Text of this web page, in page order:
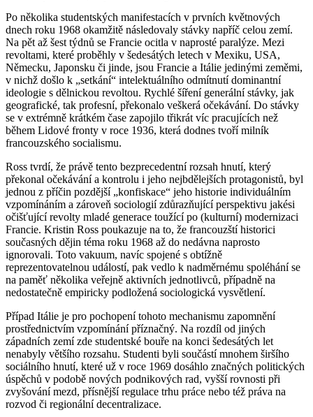
Po několika studentských manifestacích v prvních květnových
dnech roku 1968 okamžitě následovaly stávky napříč celou zemí.
Na pět až šest týdnů se Francie ocitla v naprosté paralýze. Mezi
revoltami, které proběhly v šedesátých letech v Mexiku, USA,
Německu, Japonsku či jinde, jsou Francie a Itálie jedinými zeměmi,
v nichž došlo k „setkání“ intelektuálního odmítnutí dominantní
ideologie s dělnickou revoltou. Rychlé šíření generální stávky, jak
geografické, tak profesní, překonalo veškerá očekávání. Do stávky
se v extrémně krátkém čase zapojilo třikrát víc pracujících než
během Lidové fronty v roce 1936, která dodnes tvoří milník
francouzského socialismu.
Ross tvrdí, že právě tento bezprecedentní rozsah hnutí, který
překonal očekávání a kontrolu i jeho nejbdělejších protagonistů, byl
jednou z příčin pozdější „konfiskace“ jeho historie individuálním
vzpomínáním a zároveň sociologií zdůrazňující perspektivu jakési
očišťující revolty mladé generace toužící po (kulturní) modernizaci
Francie. Kristin Ross poukazuje na to, že francouzští historici
současných dějin téma roku 1968 až do nedávna naprosto
ignorovali. Toto vakuum, navíc spojené s obtížně
reprezentovatelnou událostí, pak vedlo k nadměrnému spoléhání se
na paměť několika veřejně aktivních jednotlivců, případně na
nedostatečně empiricky podložená sociologická vysvětlení.
Případ Itálie je pro pochopení tohoto mechanismu zapomnění
prostřednictvím vzpomínání příznačný. Na rozdíl od jiných
západních zemí zde studentské bouře na konci šedesátých let
nenabyly většího rozsahu. Studenti byli součástí mnohem širšího
sociálního hnutí, které už v roce 1969 dosáhlo značných politických
úspěchů v podobě nových podnikových rad, vyšší rovnosti při
zvyšování mezd, přísnější regulace trhu práce nebo též práva na
rozvod či regionální decentralizace.